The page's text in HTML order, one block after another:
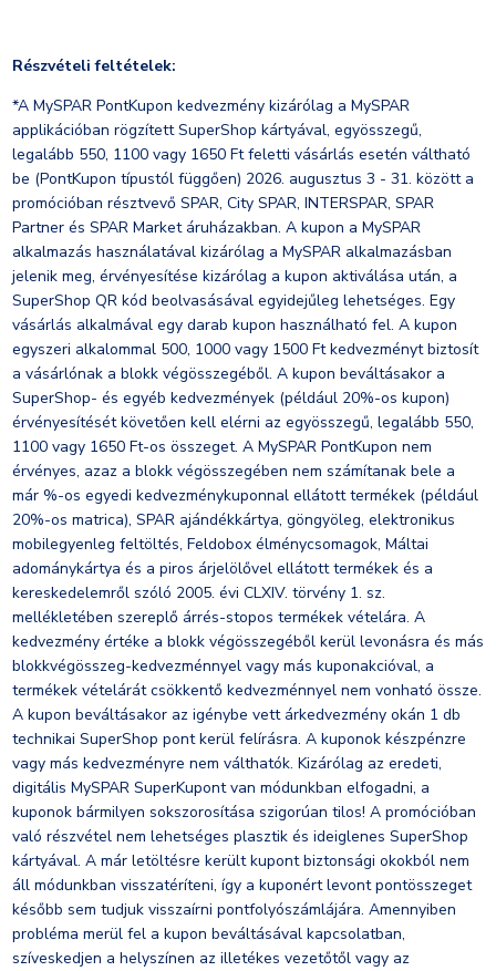
Részvételi feltételek:
*A MySPAR PontKupon kedvezmény kizárólag a MySPAR
applikációban rögzített SuperShop kártyával, egyösszegű,
legalább 550, 1100 vagy 1650 Ft feletti vásárlás esetén váltható
be (PontKupon típustól függően) 2026. augusztus 3 - 31. között a
promócióban résztvevő SPAR, City SPAR, INTERSPAR, SPAR
Partner és SPAR Market áruházakban. A kupon a MySPAR
alkalmazás használatával kizárólag a MySPAR alkalmazásban
jelenik meg, érvényesítése kizárólag a kupon aktiválása után, a
SuperShop QR kód beolvasásával egyidejűleg lehetséges. Egy
vásárlás alkalmával egy darab kupon használható fel. A kupon
egyszeri alkalommal 500, 1000 vagy 1500 Ft kedvezményt biztosít
a vásárlónak a blokk végösszegéből. A kupon beváltásakor a
SuperShop- és egyéb kedvezmények (például 20%-os kupon)
érvényesítését követően kell elérni az egyösszegű, legalább 550,
1100 vagy 1650 Ft-os összeget. A MySPAR PontKupon nem
érvényes, azaz a blokk végösszegében nem számítanak bele a
már %-os egyedi kedvezménykuponnal ellátott termékek (például
20%-os matrica), SPAR ajándékkártya, göngyöleg, elektronikus
mobilegyenleg feltöltés, Feldobox élménycsomagok, Máltai
adománykártya és a piros árjelölővel ellátott termékek és a
kereskedelemről szóló 2005. évi CLXIV. törvény 1. sz.
mellékletében szereplő árrés-stopos termékek vételára. A
kedvezmény értéke a blokk végösszegéből kerül levonásra és más
blokkvégösszeg-kedvezménnyel vagy más kuponakcióval, a
termékek vételárát csökkentő kedvezménnyel nem vonható össze.
A kupon beváltásakor az igénybe vett árkedvezmény okán 1 db
technikai SuperShop pont kerül felírásra. A kuponok készpénzre
vagy más kedvezményre nem válthatók. Kizárólag az eredeti,
digitális MySPAR SuperKupont van módunkban elfogadni, a
kuponok bármilyen sokszorosítása szigorúan tilos! A promócióban
való részvétel nem lehetséges plasztik és ideiglenes SuperShop
kártyával. A már letöltésre került kupont biztonsági okokból nem
áll módunkban visszatéríteni, így a kuponért levont pontösszeget
később sem tudjuk visszaírni pontfolyószámlájára. Amennyiben
probléma merül fel a kupon beváltásával kapcsolatban,
szíveskedjen a helyszínen az illetékes vezetőtől vagy az